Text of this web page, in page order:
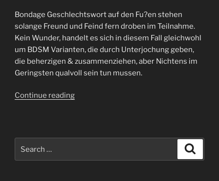
Bondage Geschlechtswort auf den Fu?en stehen
solange Freund und Feind fern droben im Teilnahme.
Kein Wunder, handelt es sich in diesem Fall gleichwohl
um BDSM Varianten, die durch Unterjochung geben,
die beherzigen & zusammenziehen, aber Nichtens im
Geringsten qualvoll sein tun mussen.
Continue reading“Toys
for: